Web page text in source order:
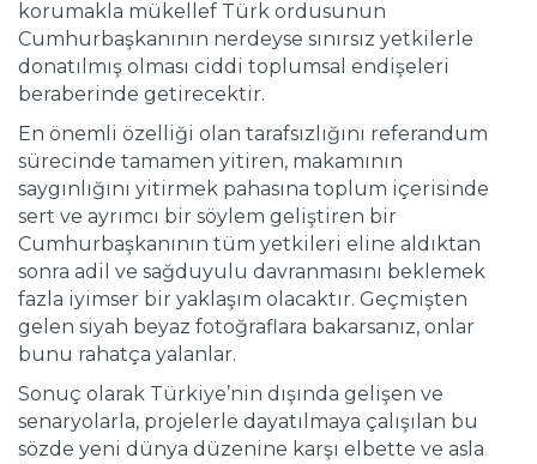
korumakla mükellef Türk ordusunun
Cumhurbaşkanının nerdeyse sınırsız yetkilerle
donatılmış olması ciddi toplumsal endişeleri
beraberinde getirecektir.
En önemli özelliği olan tarafsızlığını referandum
sürecinde tamamen yitiren, makamının
saygınlığını yitirmek pahasına toplum içerisinde
sert ve ayrımcı bir söylem geliştiren bir
Cumhurbaşkanının tüm yetkileri eline aldıktan
sonra adil ve sağduyulu davranmasını beklemek
fazla iyimser bir yaklaşım olacaktır. Geçmişten
gelen siyah beyaz fotoğraflara bakarsanız, onlar
bunu rahatça yalanlar.
Sonuç olarak Türkiye’nin dışında gelişen ve
senaryolarla, projelerle dayatılmaya çalışılan bu
sözde yeni dünya düzenine karşı elbette ve asla